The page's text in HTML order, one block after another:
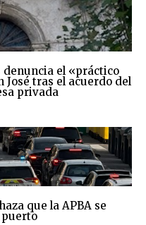
denuncia el «práctico
José tras el acuerdo del
privada
que la APBA se
puerto